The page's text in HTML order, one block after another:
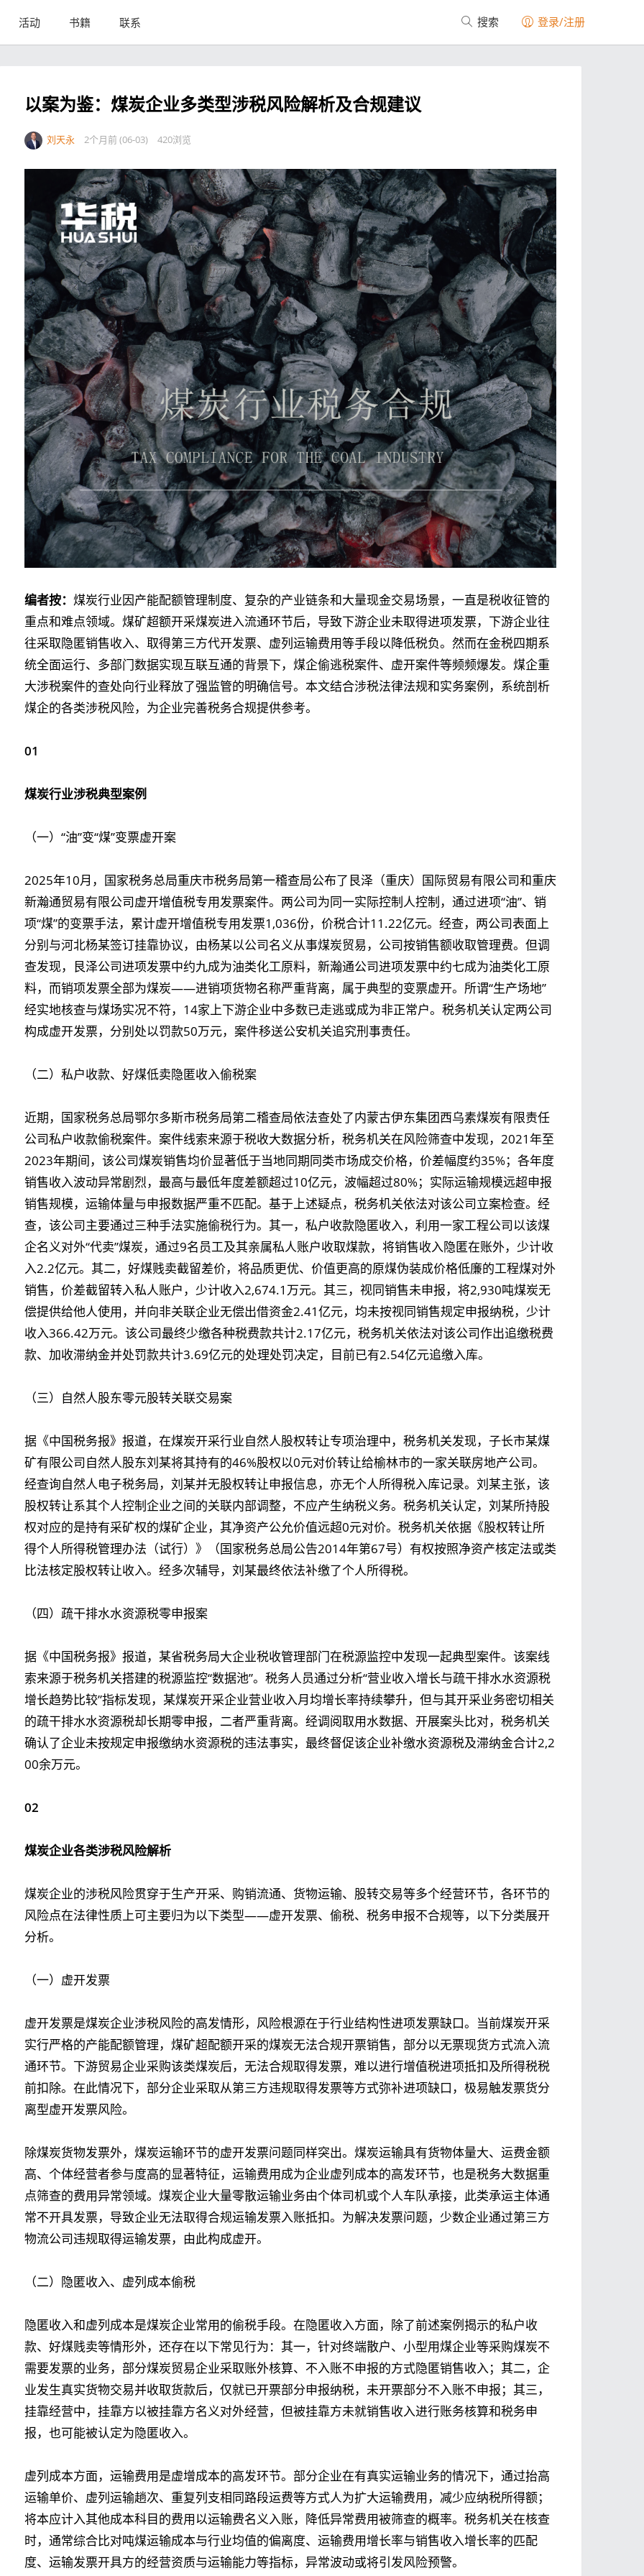
活动 书籍 联系 搜索 登录/注册
以案为鉴：煤炭企业多类型涉税风险解析及合规建议
刘天永 2个月前 (06-03) 420浏览
编者按： 煤炭行业因产能配额管理制度、复杂的产业链条和大量现金交易场景，一直是税收征管的
重点和难点领域。煤矿超额开采煤炭进入流通环节后，导致下游企业未取得进项发票，下游企业往
往采取隐匿销售收入、取得第三方代开发票、虚列运输费用等手段以降低税负。然而在金税四期系
统全面运行、多部门数据实现互联互通的背景下，煤企偷逃税案件、虚开案件等频频爆发。煤企重
大涉税案件的查处向行业释放了强监管的明确信号。本文结合涉税法律法规和实务案例，系统剖析
煤企的各类涉税风险，为企业完善税务合规提供参考。
01
煤炭行业涉税典型案例
（一）“油”变“煤”变票虚开案
2025年10月，国家税务总局重庆市税务局第一稽查局公布了艮泽（重庆）国际贸易有限公司和重庆
新瀚通贸易有限公司虚开增值税专用发票案件。两公司为同一实际控制人控制，通过进项“油”、销
项“煤”的变票手法，累计虚开增值税专用发票1,036份，价税合计11.22亿元。经查，两公司表面上
分别与河北杨某签订挂靠协议，由杨某以公司名义从事煤炭贸易，公司按销售额收取管理费。但调
查发现，艮泽公司进项发票中约九成为油类化工原料，新瀚通公司进项发票中约七成为油类化工原
料，而销项发票全部为煤炭——进销项货物名称严重背离，属于典型的变票虚开。所谓“生产场地”
经实地核查与煤场实况不符，14家上下游企业中多数已走逃或成为非正常户。税务机关认定两公司
构成虚开发票，分别处以罚款50万元，案件移送公安机关追究刑事责任。
（二）私户收款、好煤低卖隐匿收入偷税案
近期，国家税务总局鄂尔多斯市税务局第二稽查局依法查处了内蒙古伊东集团西乌素煤炭有限责任
公司私户收款偷税案件。案件线索来源于税收大数据分析，税务机关在风险筛查中发现，2021年至
2023年期间，该公司煤炭销售均价显著低于当地同期同类市场成交价格，价差幅度约35%；各年度
销售收入波动异常剧烈，最高与最低年度差额超过10亿元，波幅超过80%；实际运输规模远超申报
销售规模，运输体量与申报数据严重不匹配。基于上述疑点，税务机关依法对该公司立案检查。经
查，该公司主要通过三种手法实施偷税行为。其一，私户收款隐匿收入，利用一家工程公司以该煤
企名义对外“代卖”煤炭，通过9名员工及其亲属私人账户收取煤款，将销售收入隐匿在账外，少计收
入2.2亿元。其二，好煤贱卖截留差价，将品质更优、价值更高的原煤伪装成价格低廉的工程煤对外
销售，价差截留转入私人账户，少计收入2,674.1万元。其三，视同销售未申报，将2,930吨煤炭无
偿提供给他人使用，并向非关联企业无偿出借资金2.41亿元，均未按视同销售规定申报纳税，少计
收入366.42万元。该公司最终少缴各种税费款共计2.17亿元，税务机关依法对该公司作出追缴税费
款、加收滞纳金并处罚款共计3.69亿元的处理处罚决定，目前已有2.54亿元追缴入库。
（三）自然人股东零元股转关联交易案
据《中国税务报》报道，在煤炭开采行业自然人股权转让专项治理中，税务机关发现，子长市某煤
矿有限公司自然人股东刘某将其持有的46%股权以0元对价转让给榆林市的一家关联房地产公司。
经查询自然人电子税务局，刘某并无股权转让申报信息，亦无个人所得税入库记录。刘某主张，该
股权转让系其个人控制企业之间的关联内部调整，不应产生纳税义务。税务机关认定，刘某所持股
权对应的是持有采矿权的煤矿企业，其净资产公允价值远超0元对价。税务机关依据《股权转让所
得个人所得税管理办法（试行）》（国家税务总局公告2014年第67号）有权按照净资产核定法或类
比法核定股权转让收入。经多次辅导，刘某最终依法补缴了个人所得税。
（四）疏干排水水资源税零申报案
据《中国税务报》报道，某省税务局大企业税收管理部门在税源监控中发现一起典型案件。该案线
索来源于税务机关搭建的税源监控“数据池”。税务人员通过分析“营业收入增长与疏干排水水资源税
增长趋势比较”指标发现，某煤炭开采企业营业收入月均增长率持续攀升，但与其开采业务密切相关
的疏干排水水资源税却长期零申报，二者严重背离。经调阅取用水数据、开展案头比对，税务机关
确认了企业未按规定申报缴纳水资源税的违法事实，最终督促该企业补缴水资源税及滞纳金合计2,2
00余万元。
02
煤炭企业各类涉税风险解析
煤炭企业的涉税风险贯穿于生产开采、购销流通、货物运输、股转交易等多个经营环节，各环节的
风险点在法律性质上可主要归为以下类型——虚开发票、偷税、税务申报不合规等，以下分类展开
分析。
（一）虚开发票
虚开发票是煤炭企业涉税风险的高发情形，风险根源在于行业结构性进项发票缺口。当前煤炭开采
实行严格的产能配额管理，煤矿超配额开采的煤炭无法合规开票销售，部分以无票现货方式流入流
通环节。下游贸易企业采购该类煤炭后，无法合规取得发票，难以进行增值税进项抵扣及所得税税
前扣除。在此情况下，部分企业采取从第三方违规取得发票等方式弥补进项缺口，极易触发票货分
离型虚开发票风险。
除煤炭货物发票外，煤炭运输环节的虚开发票问题同样突出。煤炭运输具有货物体量大、运费金额
高、个体经营者参与度高的显著特征，运输费用成为企业虚列成本的高发环节，也是税务大数据重
点筛查的费用异常领域。煤炭企业大量零散运输业务由个体司机或个人车队承接，此类承运主体通
常不开具发票，导致企业无法取得合规运输发票入账抵扣。为解决发票问题，少数企业通过第三方
物流公司违规取得运输发票，由此构成虚开。
（二）隐匿收入、虚列成本偷税
隐匿收入和虚列成本是煤炭企业常用的偷税手段。在隐匿收入方面，除了前述案例揭示的私户收
款、好煤贱卖等情形外，还存在以下常见行为：其一，针对终端散户、小型用煤企业等采购煤炭不
需要发票的业务，部分煤炭贸易企业采取账外核算、不入账不申报的方式隐匿销售收入；其二，企
业发生真实货物交易并收取货款后，仅就已开票部分申报纳税，未开票部分不入账不申报；其三，
挂靠经营中，挂靠方以被挂靠方名义对外经营，但被挂靠方未就销售收入进行账务核算和税务申
报，也可能被认定为隐匿收入。
虚列成本方面，运输费用是虚增成本的高发环节。部分企业在有真实运输业务的情况下，通过抬高
运输单价、虚列运输趟次、重复列支相同路段运费等方式人为扩大运输费用，减少应纳税所得额；
将本应计入其他成本科目的费用以运输费名义入账，降低异常费用被筛查的概率。税务机关在核查
时，通常综合比对吨煤运输成本与行业均值的偏离度、运输费用增长率与销售收入增长率的匹配
度、运输发票开具方的经营资质与运输能力等指标，异常波动或将引发风险预警。